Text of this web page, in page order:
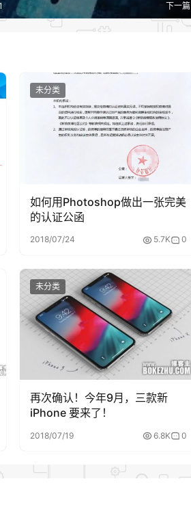
三个值：
，在同域名页面中同样会无法加载。
中嵌套，一般建议设置为
置为 DENY。具体设置 X-Frame-
考设置即可。
并重启生效即可：
下一篇
未分类
如何用Photoshop做出一张完美
的认证公函
2018/07/24 5.7K 0
未分类
再次确认！今年9月，三款新
iPhone 要来了！
2018/07/19 6.8K 0